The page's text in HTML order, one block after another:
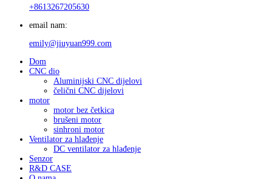
+8613267205630
email nam:
emily@jiuyuan999.com
Dom
CNC dio
Aluminijski CNC dijelovi
čelični CNC dijelovi
motor
motor bez četkica
brušeni motor
sinhroni motor
Ventilator za hlađenje
DC ventilator za hlađenje
Senzor
R&D CASE